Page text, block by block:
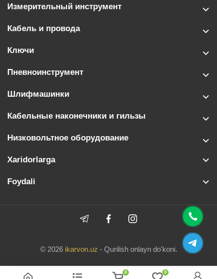
Измерительный инструмент
Кабель и провода
Ключи
Пневноинструмент
Шлифмашинки
Кабельные наконечники и гильзы
Низковольтное оборудование
Xaridorlarga
Foydali
© 2026 ikarvon.uz - Qurilish onlayn do'koni.
0 0